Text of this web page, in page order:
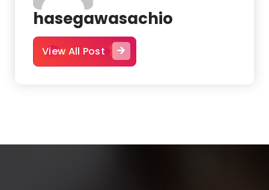
hasegawasachio
View All Post